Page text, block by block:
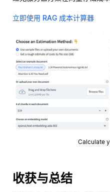
立即使用 RAG 成本计算器
Calculate
收获与总结